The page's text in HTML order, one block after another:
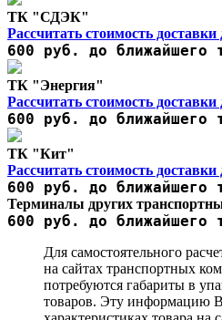
ТК "СДЭК"
Рассчитать стоимость
600 руб. до ближайшего
ТК "Энергия"
Рассчитать стоимость
600 руб. до ближайшего
ТК "Кит"
Рассчитать стоимость
600 руб. до ближайшего
Терминалы других
600 руб. до ближайшего
Для самостоятельного
на сайтах транспортных
потребуются габариты в
товаров. Эту информацию